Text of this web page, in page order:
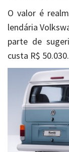
O valor é
lendária
parte de
custa R$ 50.030.